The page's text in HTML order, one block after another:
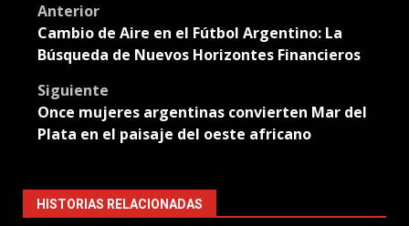
Post
navigation
Anterior
Cambio de Aire en el Fútbol Argentino: La
Búsqueda de Nuevos Horizontes Financieros
Siguiente
Once mujeres argentinas convierten Mar del
Plata en el paisaje del oeste africano
HISTORIAS RELACIONADAS